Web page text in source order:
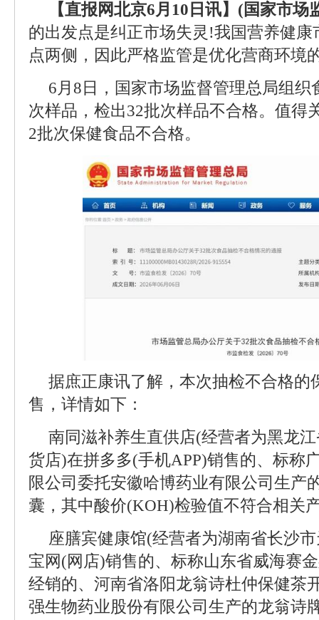
【直报网北京6月10日讯】(国家市场
的出发点是纠正市场失灵!我国营养健
点两侧，因此严格监管是优化营商环境
6月8日，国家市场监督管理总局组织
次样品，检出32批次样品不合格。值得
2批次保健食品不合格。
据庶正康讯了解，本次抽检不合格的
售，详情如下：
南同滋补养生直供店(经营者为黑龙
货店)在拼多多(手机APP)销售的、标称
限公司委托安徽哈博药业有限公司生产
囊，其中酸价(KOH)检验值不符合相关
座膳宾健康馆(经营者为湖南省长沙
宝网(网店)销售的、标称山东省威海赛
经销的、河南省洛阳龙翁诗杜仲保健茶
强生物药业股份有限公司生产的龙翁诗